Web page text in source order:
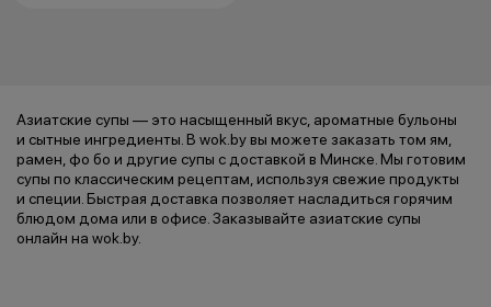
Азиатские супы — это насыщенный вкус, ароматные бульоны
и сытные ингредиенты. В wok.by вы можете заказать том ям,
рамен, фо бо и другие супы с доставкой в Минске. Мы готовим
супы по классическим рецептам, используя свежие продукты
и специи. Быстрая доставка позволяет насладиться горячим
блюдом дома или в офисе. Заказывайте азиатские супы
онлайн на wok.by.